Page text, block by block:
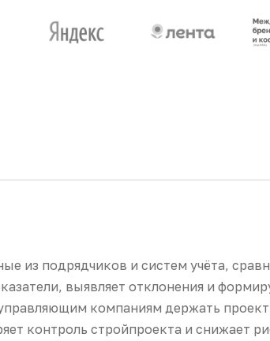
из подрядчиков и систем учёта,
выявляет отклонения и
компаниям держать
контроль стройпроекта и снижает